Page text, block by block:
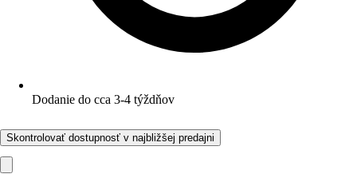
Dodanie do cca 3-4 týždňov
Skontrolovať dostupnosť v najbližšej predajni